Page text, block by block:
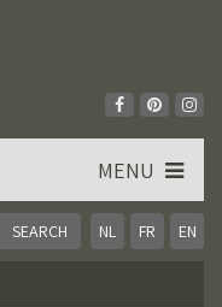
NL FR EN
MENU